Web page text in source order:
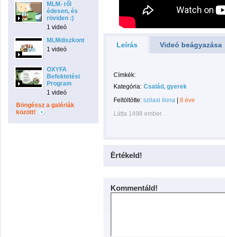
MLM- ről
édesen, és
röviden :)
1 videó
MLMdiszkont
1 videó
OXYFA
Befektetési
Program
1 videó
Böngéssz a galériák
között!
Leírás Videó beágyazása
Címkék:
Kategória: Család, gyerek
Feltöltötte: szilasi ilona
8 éve
Látta 1498 ember.
Értékeld!
Kommentáld!